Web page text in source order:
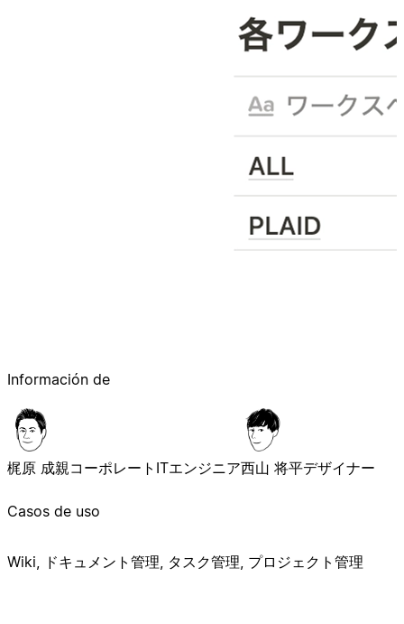
Información de
梶原 成親コーポレートITエンジニア西山 将平デザイナー
Casos de uso
Wiki, ドキュメント管理, タスク管理, プロジェクト管理